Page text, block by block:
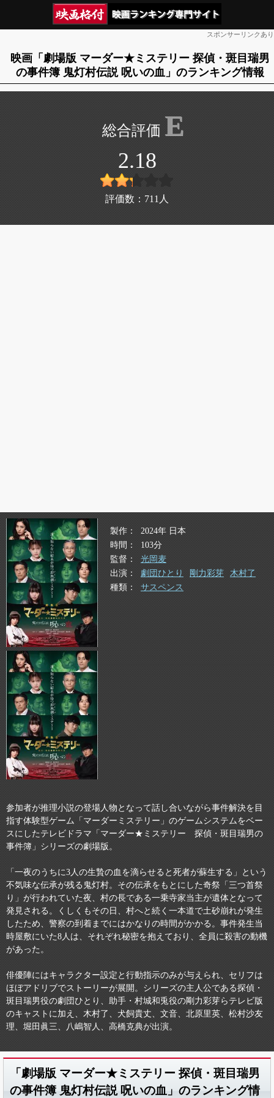
スポンサーリンクあり
映画「劇場版 マーダー★ミステリー 探偵・斑目瑞男
の事件簿 鬼灯村伝説 呪いの血」のランキング情報
E
2.18
評価数： 711 人
製作
2024年 日本
時間
103分
監督
光岡麦
出演
劇団ひとり 剛力彩芽
木村了
種類
サスペンス
参加者が推理小説の登場人物となって話し合いながら事件解決を目
指す体験型ゲーム「マーダーミステリー」のゲームシステムをベー
スにしたテレビドラマ「マーダー★ミステリー 探偵・斑目瑞男の
事件簿」シリーズの劇場版。
「一夜のうちに3人の生贄の血を滴らせると死者が蘇生する」という
不気味な伝承が残る鬼灯村。その伝承をもとにした奇祭「三つ首祭
り」が行われていた夜、村の長である一乗寺家当主が遺体となって
発見される。くしくもその日、村へと続く一本道で土砂崩れが発生
したため、警察の到着までにはかなりの時間がかかる。事件発生当
時屋敷にいた8人は、それぞれ秘密を抱えており、全員に殺害の動機
があった。
俳優陣にはキャラクター設定と行動指示のみが与えられ、セリフは
ほぼアドリブでストーリーが展開。シリーズの主人公である探偵・
斑目瑞男役の劇団ひとり、助手・村城和兎役の剛力彩芽らテレビ版
のキャストに加え、木村了、犬飼貴丈、文音、北原里英、松村沙友
理、堀田眞三、八嶋智人、高橋克典が出演。
「劇場版 マーダー★ミステリー 探偵・斑目瑞男
の事件簿 鬼灯村伝説 呪いの血」のランキング情